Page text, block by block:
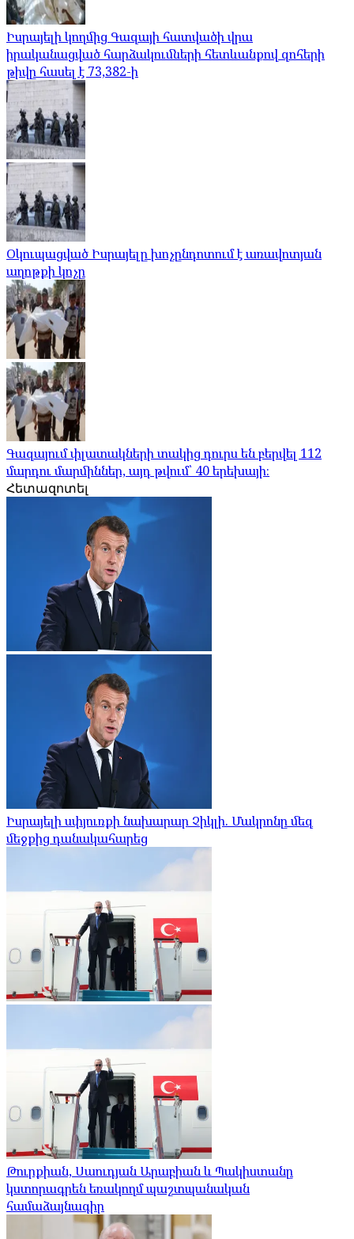
Իսրայելի կողմից Գազայի հատվածի վրա
իրականացված հարձակումների հետևանքով զոհերի
թիվը հասել է 73,382-ի
Օկուպացված Իսրայելը խոչընդոտում է առավոտյան
աղոթքի կոչը
Գազայում փլատակների տակից դուրս են բերվել 112
մարդու մարմիններ, այդ թվում՝ 40 երեխայի։
Հետազոտել
Իսրայելի սփյուռքի նախարար Չիկլի. Մակրոնը մեզ
մեջքից դանակահարեց
Թուրքիան, Սաուդյան Արաբիան և Պակիստանը
կստորագրեն եռակողմ պաշտպանական
համաձայնագիր